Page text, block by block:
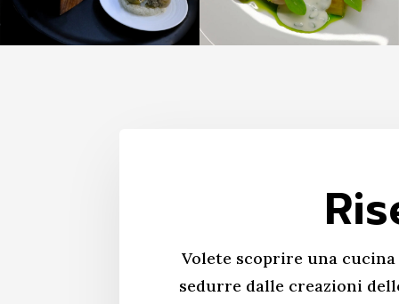
Volete scoprire una
sedurre dalle creazioni